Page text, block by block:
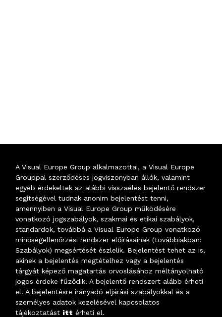
A Visual Europe Group alkalmazottai, a Visual Europe
Grouppal szerződéses jogviszonyban állók, valamint
egyéb érdekeltek az alábbi visszaélés bejelentő rendszer
segítségével tudnak anonim bejelentést tenni,
amennyiben a Visual Europe Group működésére
vonatkozó jogszabályok, szakmai és etikai szabályok,
standardok, továbbá a Visual Europe Group vonatkozó
minőségellenőrzési rendszer előírásainak (továbbiakban:
Szabályok) megsértését észlelik. Bejelentést tehet az is,
akinek a bejelentés megtételhez vagy a bejelentés
tárgyát képező magatartás orvoslásához méltányolható
jogos érdeke fűződik. A bejelentő rendszert alább érheti
el. A bejelentésre irányadó eljárási szabályokkal és a
személyes adatok kezelésével kapcsolatos
tájékoztatást itt érheti el.